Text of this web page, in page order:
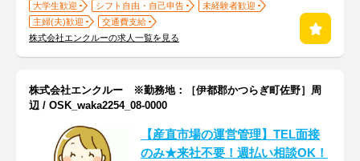
大学生歓迎 シフト自由・自己申告
未経験者歓迎
主婦(夫)歓迎
交通費支給
株式会社エンクルーの求人一覧を見る
株式会社エンクルー ※勤務地：［伊都郡かつらぎ町佐野］周
辺 / OSK_waka2254_08-0000
【産直市場の運営管理】TEL面接
のみ★来社不要！週払い相談OK！